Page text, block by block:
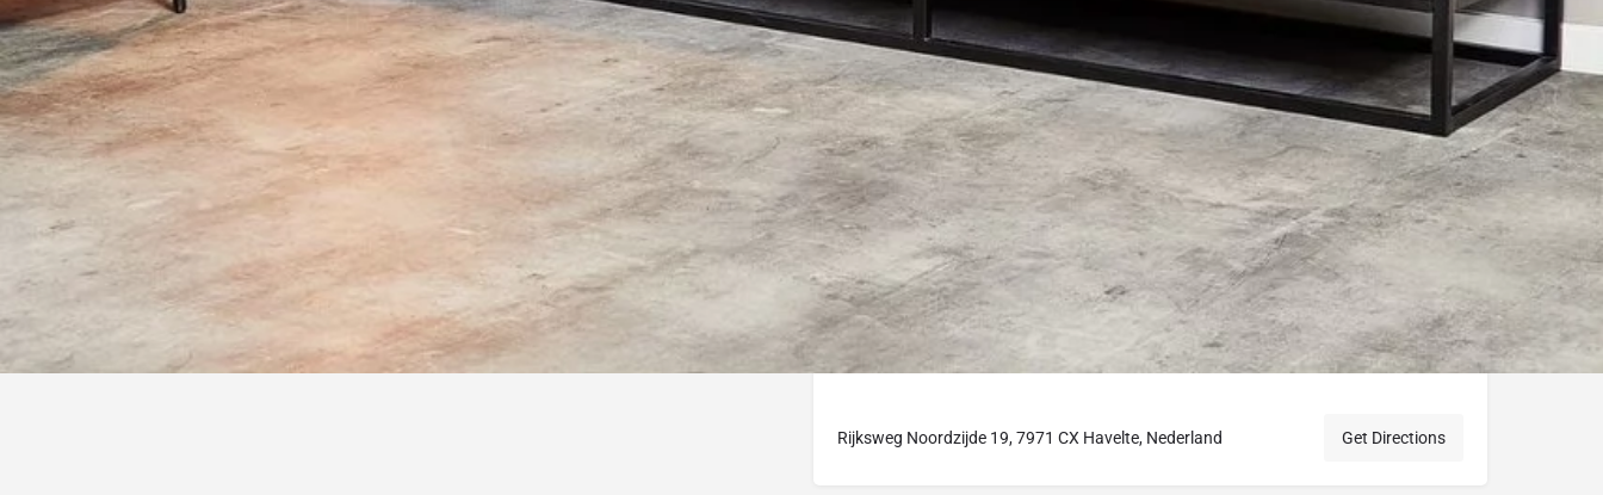
Facebook Instagram Website
Location
Rijksweg Noordzijde 19, 7971 CX Havelte, Nederland Get Directions
Gallery
Categories
Home